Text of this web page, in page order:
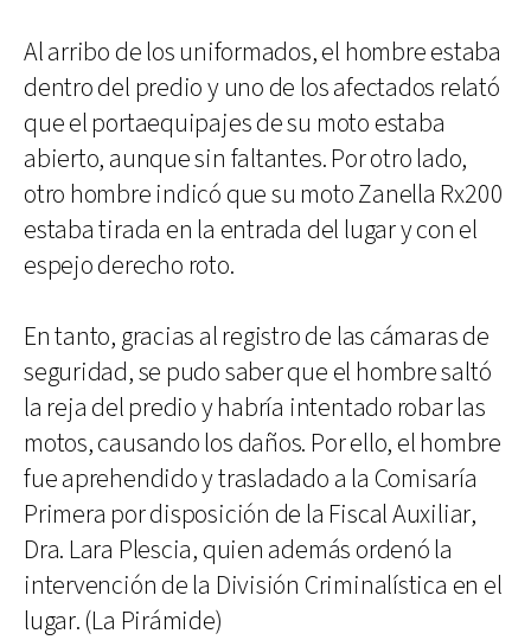
Al arribo de los uniformados, el hombre estaba
dentro del predio y uno de los afectados relató
que el portaequipajes de su moto estaba
abierto, aunque sin faltantes. Por otro lado,
otro hombre indicó que su moto Zanella Rx200
estaba tirada en la entrada del lugar y con el
espejo derecho roto.
En tanto, gracias al registro de las cámaras de
seguridad, se pudo saber que el hombre saltó
la reja del predio y habría intentado robar las
motos, causando los daños. Por ello, el hombre
fue aprehendido y trasladado a la Comisaría
Primera por disposición de la Fiscal Auxiliar,
Dra. Lara Plescia, quien además ordenó la
intervención de la División Criminalística en el
lugar. (La Pirámide)